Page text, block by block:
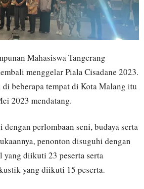
Mahasiswa Tangerang
menggelar Piala Cisadane 2023.
beberapa tempat di Kota Malang itu
2023 mendatang.
perlombaan seni, budaya serta
penonton disuguhi dengan
diikuti 23 peserta serta
yang diikuti 15 peserta.